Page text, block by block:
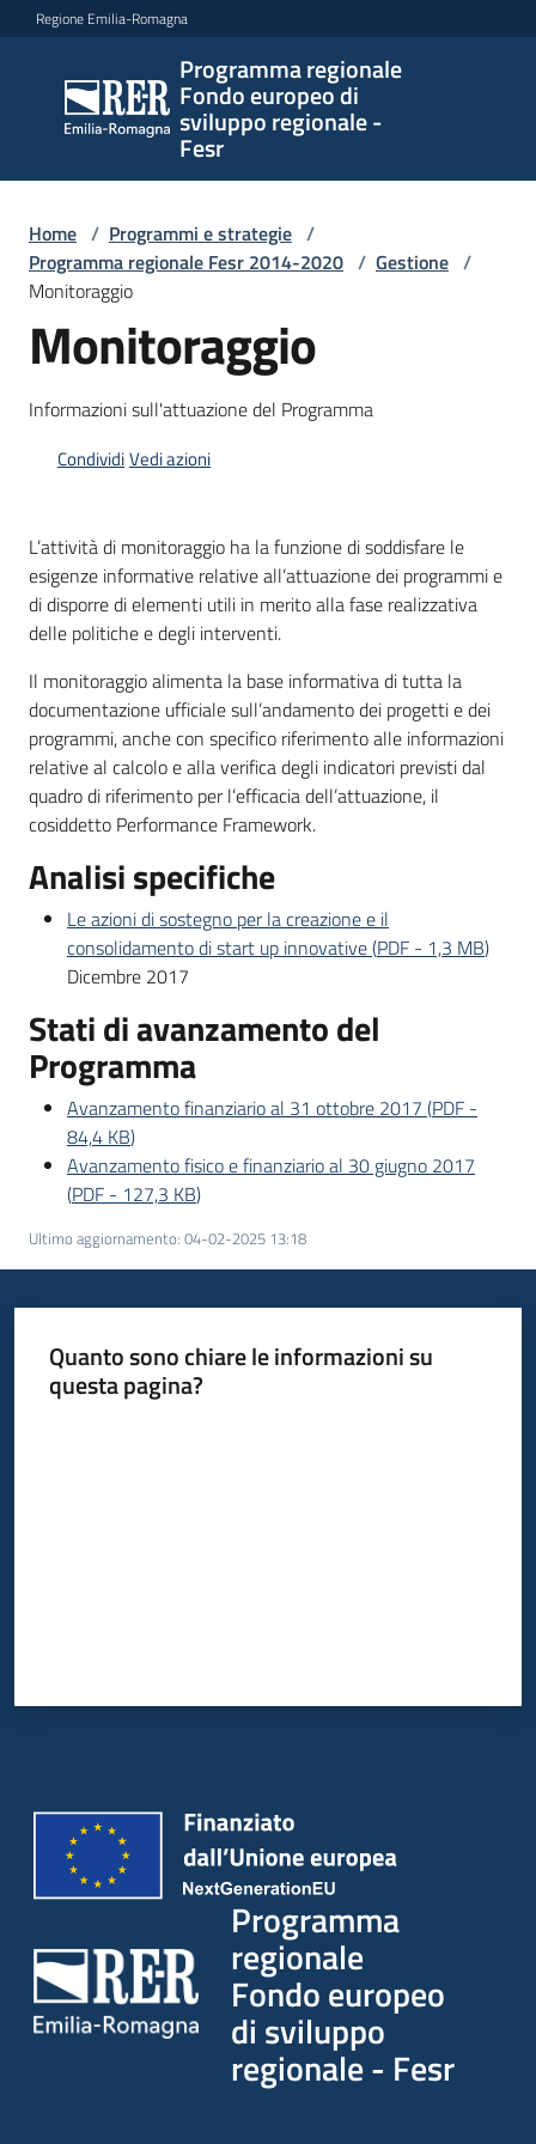
Vai al contenuto
Vai alla navigazione
Vai al footer
Regione Emilia-Romagna
Programma regionale
Fondo europeo di
sviluppo regionale -
Fesr
Programma
regionale
Fondo
europeo di
regionale -
Fesr
Novità
Programmi
Opportunità
Progetti
e
attività
Servizi
Comunicazione
e
partecipazione
Seguici
Home / Programmi e strategie /
Programma regionale Fesr 2014-2020 / Gestione /
Monitoraggio
Monitoraggio
Informazioni sull'attuazione del Programma
CondividiVedi azioni
L’attività di monitoraggio ha la funzione di soddisfare le
esigenze informative relative all’attuazione dei programmi e
di disporre di elementi utili in merito alla fase realizzativa
delle politiche e degli interventi.
Il monitoraggio alimenta la base informativa di tutta la
documentazione ufficiale sull’andamento dei progetti e dei
programmi, anche con specifico riferimento alle informazioni
relative al calcolo e alla verifica degli indicatori previsti dal
quadro di riferimento per l’efficacia dell’attuazione, il
cosiddetto Performance Framework.
Analisi specifiche
Le azioni di sostegno per la creazione e il
consolidamento di start up innovative(PDF - 1,3 MB)
Dicembre 2017
Stati di avanzamento del
Programma
Avanzamento finanziario al 31 ottobre 2017 (PDF -
84,4 KB)
Avanzamento fisico e finanziario al 30 giugno 2017
(PDF - 127,3 KB)
Ultimo aggiornamento: 04-02-2025 13:18
Quanto sono chiare le informazioni su
questa pagina?
Programma
regionale
Fondo europeo
di sviluppo
regionale - Fesr